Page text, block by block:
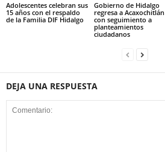
Adolescentes celebran sus
15 años con el respaldo
de la Familia DIF Hidalgo
Gobierno de Hidalgo
regresa a Acaxochitlán
con seguimiento a
planteamientos
ciudadanos
DEJA UNA RESPUESTA